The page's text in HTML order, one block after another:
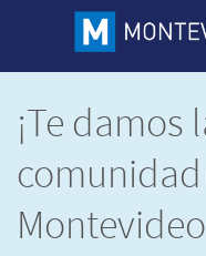
¡Te damos